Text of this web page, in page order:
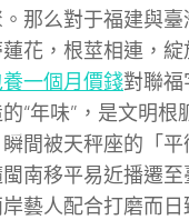
那么對于福建與臺
花，根莖相連，
一個月價錢對聯福
“年味”，是文明
間被天秤座的「
南移平易近播遷至
岸藝人配合打磨而